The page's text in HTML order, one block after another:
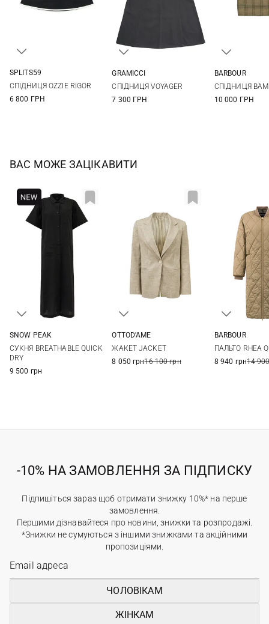
SPLITS59
СПІДНИЦЯ OZZIE RIGOR
6 800 ГРН
GRAMICCI
СПІДНИЦЯ VOYAGER
7 300 ГРН
BARBOUR
СПІДНИЦЯ
10 000 ГРН
ВАС МОЖЕ ЗАЦІКАВИТИ
SNOW PEAK
СУКНЯ BREATHABLE QUICK
DRY
9 500 грн
OTTOD'AME
ЖАКЕТ JACKET
8 050 грн16 100 грн
BARBOUR
ПАЛЬТО RHEA
8 940 грн14
-10% НА ЗАМОВЛЕННЯ ЗА ПІДПИСКУ
Підпишіться зараз щоб отримати знижку 10%* на перше
замовлення.
Першими дізнавайтеся про новини, знижки та розпродажі.
*Знижки не сумуються з іншими знижками та акційними
пропозиціями.
ЧОЛОВІКАМ
ЖІНКАМ